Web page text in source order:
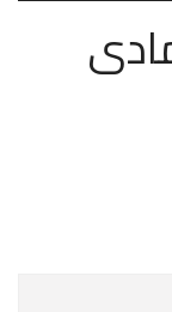
(9) رمادى